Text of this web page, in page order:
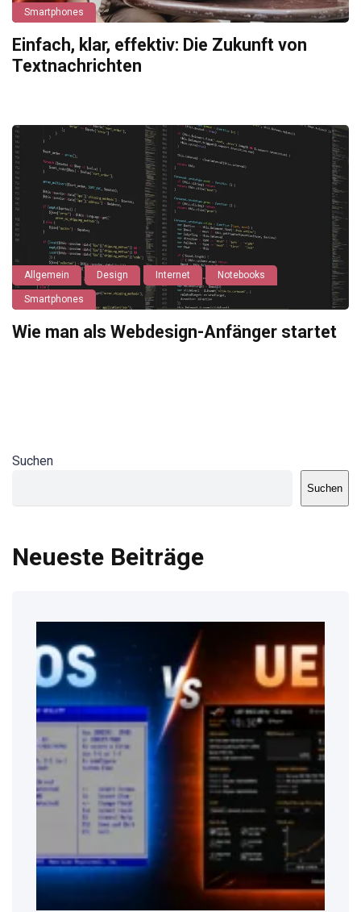
Smartphones
Einfach, klar, effektiv: Die Zukunft von
Textnachrichten
Allgemein Design Internet Notebooks
Smartphones
Wie man als Webdesign-Anfänger startet
Suchen
Suchen
Neueste Beiträge